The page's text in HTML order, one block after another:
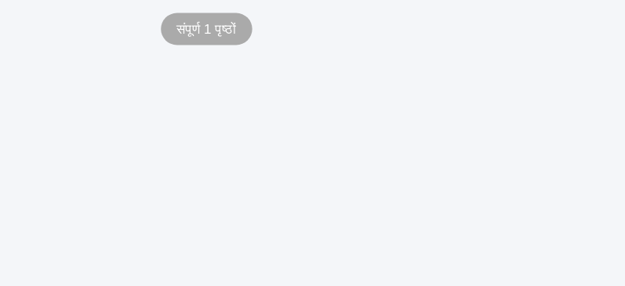
संपूर्ण 1 पृष्ठों